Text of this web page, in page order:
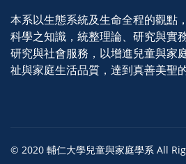
本系以生態系統及生命全程的觀點
科學之知識，統整理論、研究與實
研究與社會服務，以增進兒童與家
祉與家庭生活品質，達到真善美聖的
© 2020 輔仁大學兒童與家庭學系 All